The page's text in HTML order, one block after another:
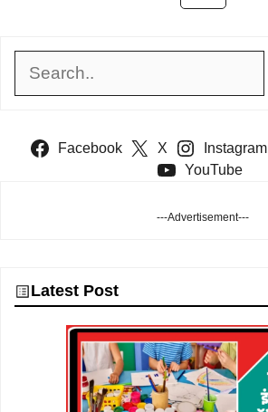
Facebook X Instagram
YouTube
---Advertisement---
Latest Post